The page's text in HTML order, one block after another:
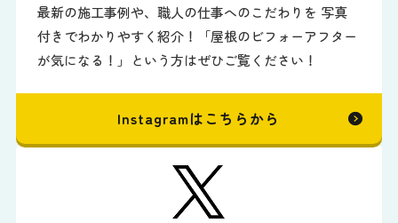
最新の施工事例や、職人の仕事へのこだわりを 写真
付きでわかりやすく紹介！「屋根のビフォーアフター
が気になる！」という方はぜひご覧ください！
Instagramはこちらから